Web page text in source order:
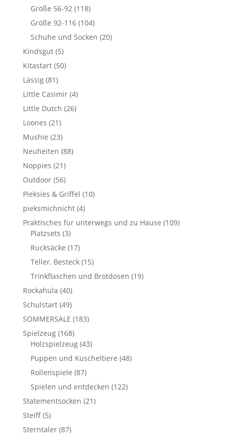
Größe 56-92 (118)
Größe 92-116 (104)
Schuhe und Socken (20)
Kindsgut (5)
Kitastart (50)
Lässig (81)
Little Casimir (4)
Little Dutch (26)
Loones (21)
Mushie (23)
Neuheiten (88)
Noppies (21)
Outdoor (56)
Pieksies & Griffel (10)
pieksmichnicht (4)
Praktisches für unterwegs und zu Hause (109)
Platzsets (3)
Rucksäcke (17)
Teller, Besteck (15)
Trinkflaschen und Brotdosen (19)
Rockahula (40)
Schulstart (49)
SOMMERSALE (183)
Spielzeug (168)
Holzspielzeug (43)
Puppen und Kuscheltiere (48)
Rollenspiele (87)
Spielen und entdecken (122)
Statementsocken (21)
Steiff (5)
Sterntaler (87)